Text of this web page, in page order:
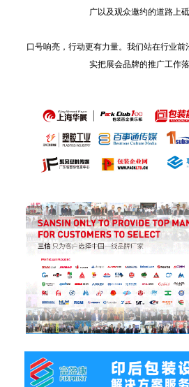
广以及观众邀约的道路上砥
口号响亮，行动更有力量。我们站在行业
实把展会品牌的推广工作落